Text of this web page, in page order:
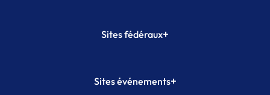
Sites fédéraux+
Plateforme Formation
Sites événements+